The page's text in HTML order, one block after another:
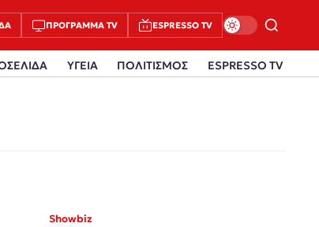
ΠΡΌΓΡΑΜΜΑ TV ESPRESSO TV
ΥΓΕΙΑ ΠΟΛΙΤΙΣΜΟΣ ESPRESSO TV
Showbiz